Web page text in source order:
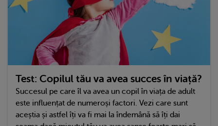
Test: Copilul tău va avea succes în viață?
Succesul pe care îl va avea un copil în viața de adult
este influențat de numeroși factori. Vezi care sunt
aceștia și astfel îți va fi mai la îndemână să îți dai